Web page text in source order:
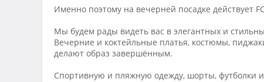
Именно поэтому на вечерней посадке действует
Мы будем рады видеть вас в элегантных и
Вечерние и коктейльные платья, костюмы,
делают образ завершённым.
Спортивную и пляжную одежду, шорты, футболки